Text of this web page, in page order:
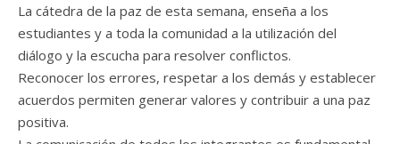
La cátedra de la paz de esta semana, enseña a los
estudiantes y a toda la comunidad a la utilización del
diálogo y la escucha para resolver conflictos.
Reconocer los errores, respetar a los demás y establecer
acuerdos permiten generar valores y contribuir a una paz
positiva.